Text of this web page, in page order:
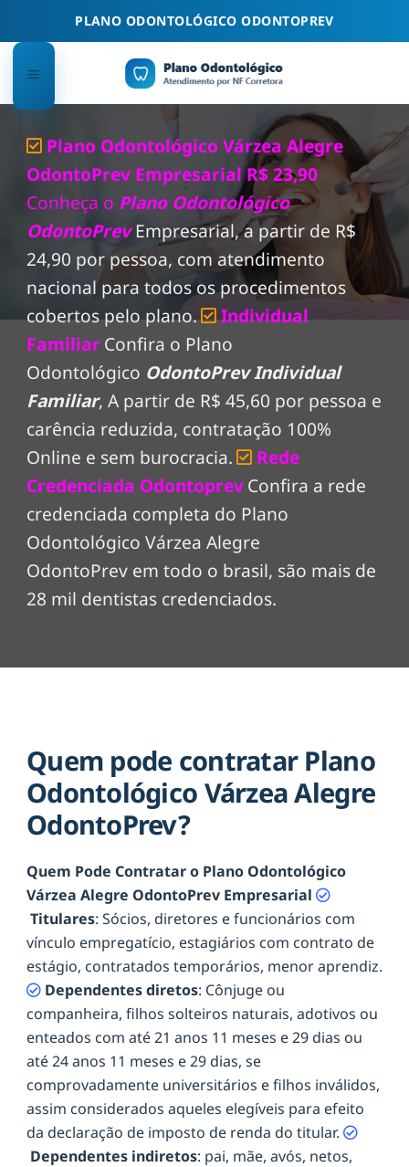
PLANO ODONTOLÓGICO ODONTOPREV
Plano Odontológico Várzea Alegre
OdontoPrev Empresarial R$ 23,90
Conheça o Plano Odontológico
OdontoPrev Empresarial, a partir de R$
24,90 por pessoa, com atendimento
nacional para todos os procedimentos
cobertos pelo plano.
Individual
FamiliarConfira o Plano
Odontológico OdontoPrev Individual
Familiar, A partir de R$ 45,60 por pessoa e
carência reduzida, contratação 100%
Online e sem burocracia.
Rede
Credenciada OdontoprevConfira a rede
credenciada completa do Plano
Odontológico Várzea Alegre
OdontoPrev em todo o brasil, são mais de
28 mil dentistas credenciados.
Quem pode contratar Plano
Odontológico Várzea Alegre
OdontoPrev?
Quem Pode Contratar o Plano Odontológico
Várzea Alegre OdontoPrev Empresarial
Titulares: Sócios, diretores e funcionários com
vínculo empregatício, estagiários com contrato de
estágio, contratados temporários, menor aprendiz.
Dependentes diretos: Cônjuge ou
companheira, filhos solteiros naturais, adotivos ou
enteados com até 21 anos 11 meses e 29 dias ou
até 24 anos 11 meses e 29 dias, se
comprovadamente universitários e filhos inválidos,
assim considerados aqueles elegíveis para efeito
da declaração de imposto de renda do titular.
Dependentes indiretos: pai, mãe, avós, netos,